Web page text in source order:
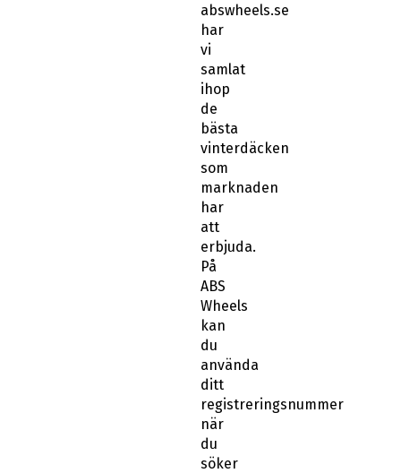
abswheels.se
har
vi
samlat
ihop
de
bästa
vinterdäcken
som
marknaden
har
att
erbjuda.
På
ABS
Wheels
kan
du
använda
ditt
registreringsnummer
när
du
söker